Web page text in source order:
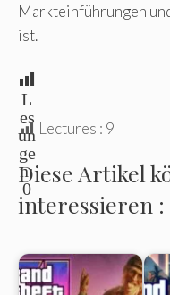
Markteinführungen
ist.
L
es
un
ge
n:
0
Lectures : 9
Diese Artikel
interessieren :